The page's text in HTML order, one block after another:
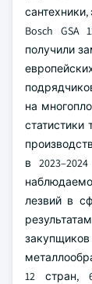
Bosch GSA
получили
на
в
лезвий в
12 стран,